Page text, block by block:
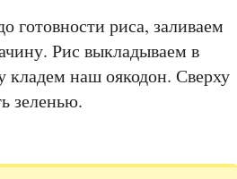
готовности риса, заливаем
Рис выкладываем в
кладем наш оякодон. Сверху
зеленью.